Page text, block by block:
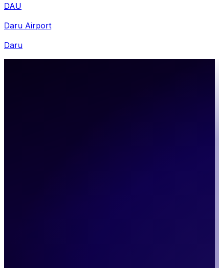
DAU
Daru Airport
Daru